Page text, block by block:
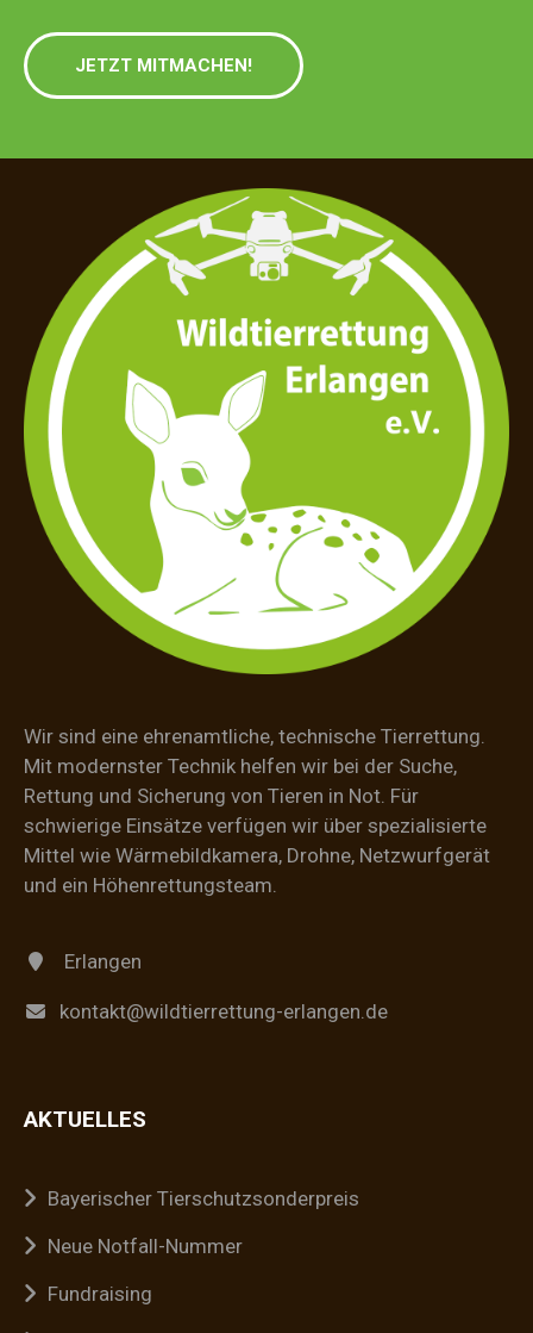
JETZT MITMACHEN!
Wir sind eine ehrenamtliche, technische Tierrettung.
Mit modernster Technik helfen wir bei der Suche,
Rettung und Sicherung von Tieren in Not. Für
schwierige Einsätze verfügen wir über spezialisierte
Mittel wie Wärmebildkamera, Drohne, Netzwurfgerät
und ein Höhenrettungsteam.
Erlangen
kontakt@wildtierrettung-erlangen.de
AKTUELLES
Bayerischer Tierschutzsonderpreis
Neue Notfall-Nummer
Fundraising